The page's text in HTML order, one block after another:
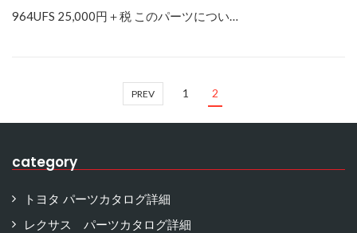
964UFS 25,000円＋税 このパーツについ…
PREV 1 2
category
トヨタ パーツカタログ詳細
レクサス パーツカタログ詳細